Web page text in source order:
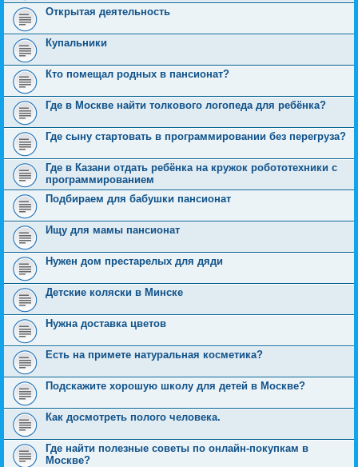
Открытая деятельность
Купальники
Кто помещал родных в пансионат?
Где в Москве найти толкового логопеда для ребёнка?
Где сыну стартовать в программировании без перегруза?
Где в Казани отдать ребёнка на кружок робототехники с
программированием
Подбираем для бабушки пансионат
Ищу для мамы пансионат
Нужен дом престарелых для дяди
Детские коляски в Минске
Нужна доставка цветов
Есть на примете натуральная косметика?
Подскажите хорошую школу для детей в Москве?
Как досмотреть полого человека.
Где найти полезные советы по онлайн-покупкам в
Москве?